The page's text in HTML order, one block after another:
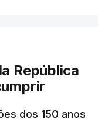
República
dos 150 anos